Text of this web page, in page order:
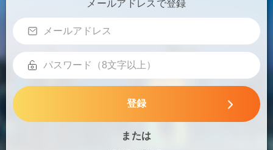
メールアドレスで登録
登録
または